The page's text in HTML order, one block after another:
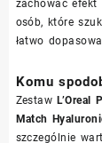
zachować efekt
osób, które
łatwo
Komu
Zestaw
Match
szczególnie